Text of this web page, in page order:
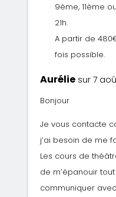
9ème, 11ème
21h.
A partir de
fois possible.
Aurélie sur 7
Bonjour
Je vous contacte
j’ai besoin de me
Les cours de
de m’épanouir
communiquer